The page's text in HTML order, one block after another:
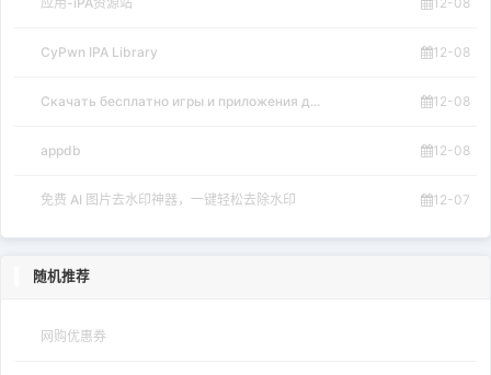
CyPwn IPA Library 12-08
Скачать бесплатно игры и приложения д... 12-08
appdb 12-08
免费 AI 图片去水印神器，一键轻松去除水印 12-07
随机推荐
网购优惠券